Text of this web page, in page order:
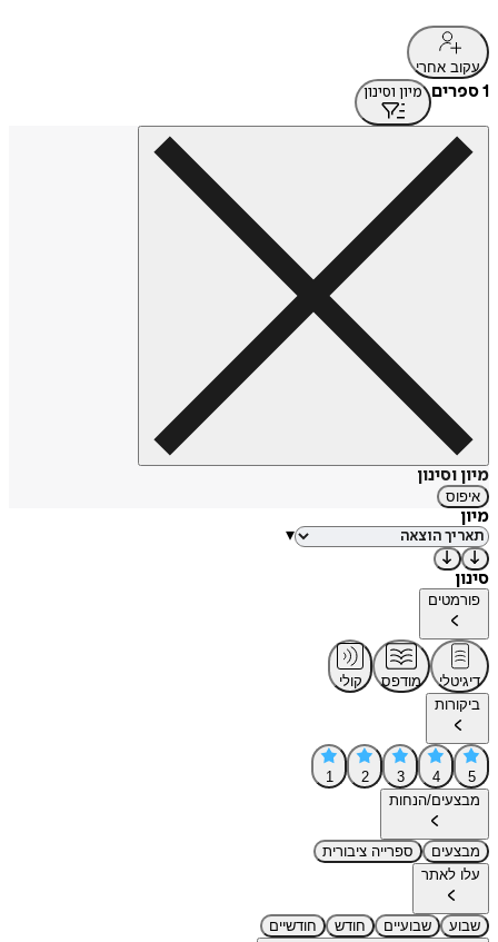
עקוב אחרי
1 ספרים מיון וסינון
מיון וסינון
איפוס
מיון
▾
סינון
פורמטים
דיגיטלי מודפס
קולי
ביקורות
5
4
3
2
1
מבצעים/הנחות
מבצעים
ספרייה ציבורית
עלו לאתר
שבוע שבועיים חודש
חודשיים